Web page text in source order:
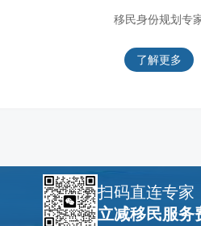
移民身份规划专
了解更多
扫码直连专家
立减移民服务